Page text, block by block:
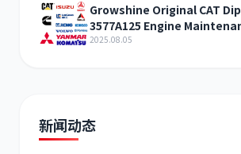
Growshine Original CAT
3577A125 Engine
2025.08.05
新闻动态